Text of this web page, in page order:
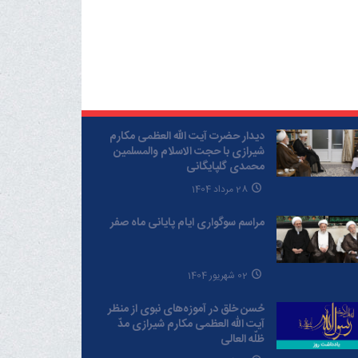
دیدار حضرت آیت الله العظمی مکارم
شیرازی با حجت الاسلام والمسلمین
محمدی گلپایگانی
28 مرداد 1404
مراسم سوگواری ایام پایانی ماه صفر
02 شهریور 1404
حُسن خلق در آموزه‌های نبوی از منظر
آیت الله العظمی مکارم شیرازی مدّ
ظلّه العالی